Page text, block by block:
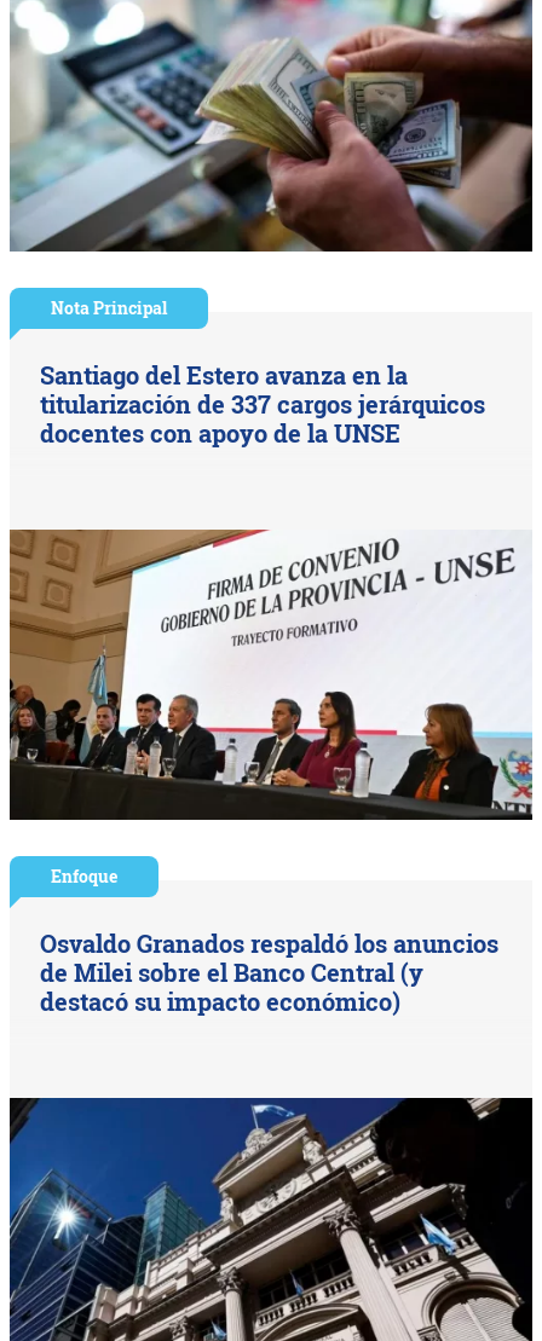
Nota Principal
Santiago del Estero avanza en la
titularización de 337 cargos jerárquicos
docentes con apoyo de la UNSE
Enfoque
Osvaldo Granados respaldó los anuncios
de Milei sobre el Banco Central (y
destacó su impacto económico)